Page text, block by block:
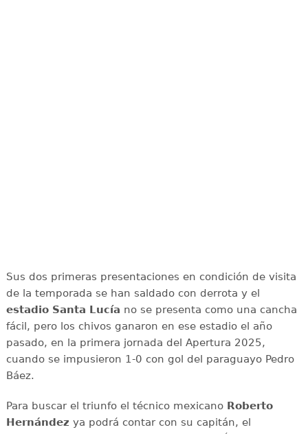
Sus dos primeras presentaciones en condición de visita
de la temporada se han saldado con derrota y el
estadio Santa Lucía no se presenta como una cancha
fácil, pero los chivos ganaron en ese estadio el año
pasado, en la primera jornada del Apertura 2025,
cuando se impusieron 1-0 con gol del paraguayo Pedro
Báez.
Para buscar el triunfo el técnico mexicano Roberto
Hernández ya podrá contar con su capitán, el